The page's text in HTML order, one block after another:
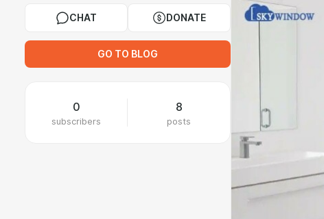
CHAT DONATE
GO TO BLOG
0
subscribers
8
posts